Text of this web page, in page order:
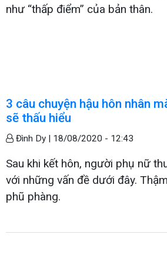
như “thấp điểm” của bản thân.
3 câu chuyện hậu hôn nhân
sẽ thấu hiểu
Đình Dy | 18/08/2020 - 12:43
Sau khi kết hôn, người phụ nữ
với những vấn đề dưới đây.
phũ phàng.